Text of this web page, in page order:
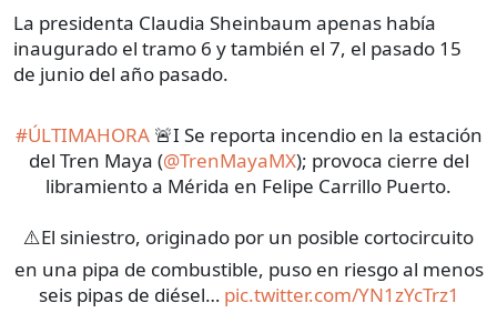
La presidenta Claudia Sheinbaum apenas había
inaugurado el tramo 6 y también el 7, el pasado 15
de junio del año pasado.
#ÚLTIMAHORA🚨I Se reporta incendio en la estación
del Tren Maya (@TrenMayaMX); provoca cierre del
libramiento a Mérida en Felipe Carrillo Puerto.
⚠️El siniestro, originado por un posible cortocircuito
en una pipa de combustible, puso en riesgo al menos
seis pipas de diésel… pic.twitter.com/YN1zYcTrz1